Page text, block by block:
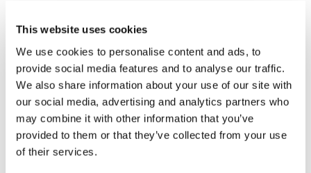
This website uses cookies
We use cookies to personalise content and ads, to
provide social media features and to analyse our traffic.
We also share information about your use of our site with
our social media, advertising and analytics partners who
may combine it with other information that you’ve
provided to them or that they’ve collected from your use
of their services.
Ballastierung von 71 Tonnen bestellt und auch
schon den ersten Einsatz für ihn geplant: Im
Neubau eines Industriewerks wird er
zusammen mit dem Tadano ATF 130G-5 des
Unternehmens eine Filteranlage setzen.
TAGS